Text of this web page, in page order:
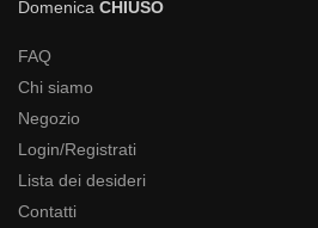
Domenica CHIUSO
FAQ
Chi siamo
Negozio
Login/Registrati
Lista dei desideri
Contatti